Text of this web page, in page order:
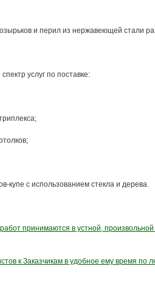
и перил из нержавеющей стали
услуг по поставке:
купе с использованием стекла и дерева.
принимаются в устной,
к Заказчикам в удобное ему время